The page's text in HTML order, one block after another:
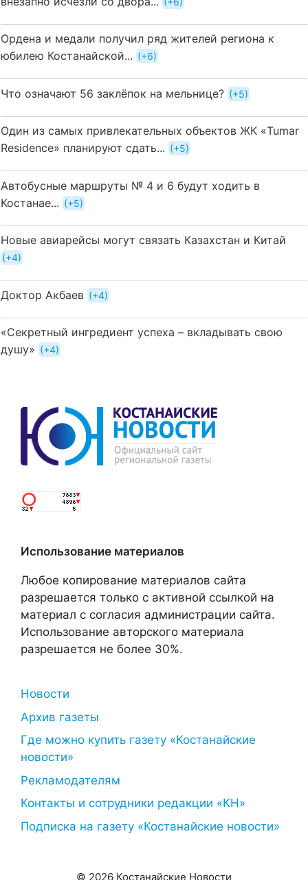
Ордена и медали получил ряд жителей региона к
юбилею Костанайской...
+6
Что означают 56 заклёпок на мельнице? +5
Один из самых привлекательных объектов ЖК «Tumar
Residence» планируют сдать...
+5
Автобусные маршруты № 4 и 6 будут ходить в
Костанае...
+5
Новые авиарейсы могут связать Казахстан и Китай
+4
Доктор Акбаев +4
«Секретный ингредиент успеха – вкладывать свою
душу»
+4
Использование материалов
Любое копирование материалов сайта
разрешается только с активной ссылкой на
материал с согласия администрации сайта.
Использование авторского материала
разрешается не более 30%.
Новости
Архив газеты
Где можно купить газету «Костанайские
новости»
Рекламодателям
Контакты и сотрудники редакции «КН»
Подписка на газету «Костанайские новости»
© 2026 Костанайские Новости